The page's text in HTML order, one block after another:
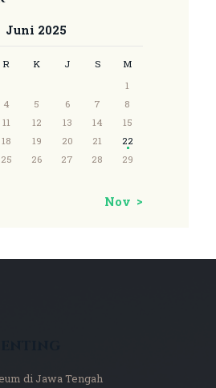
Juni 2025
R K J S
M
1
4 5 6 7
8
11 12 13 14
15
18 19 20 21
22
25 26 27 28
29
Nov »
di Jawa Tengah